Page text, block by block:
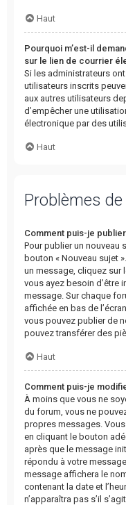
Haut
Pourquoi m’est-il
sur le lien de courrier
Si les administrateurs
utilisateurs inscrits
aux autres utilisateurs
d’empêcher une
électronique par des
Haut
Problèmes
Comment puis-je
Pour publier un nouveau
bouton « Nouveau sujet
un message, cliquez sur
vous ayez besoin d’être
message. Sur chaque
affichée en bas de
vous pouvez publier de
pouvez transférer des
Haut
Comment puis-je
À moins que vous ne
du forum, vous ne
propres messages.
en cliquant le bouton
après que le message
répondu à votre
message affichera le
contenant la date et
n’apparaîtra pas s’il